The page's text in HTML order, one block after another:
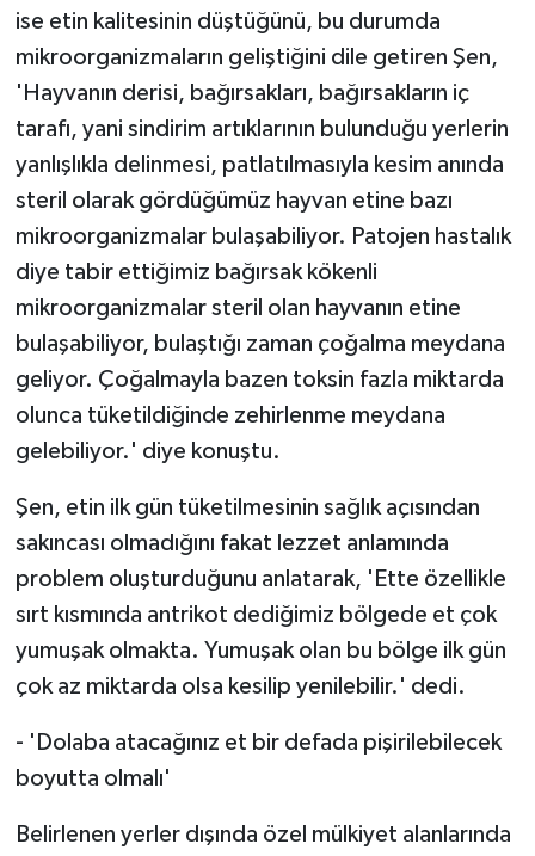
ise etin kalitesinin düştüğünü, bu durumda
mikroorganizmaların geliştiğini dile getiren Şen,
'Hayvanın derisi, bağırsakları, bağırsakların iç
tarafı, yani sindirim artıklarının bulunduğu yerlerin
yanlışlıkla delinmesi, patlatılmasıyla kesim anında
steril olarak gördüğümüz hayvan etine bazı
mikroorganizmalar bulaşabiliyor. Patojen hastalık
diye tabir ettiğimiz bağırsak kökenli
mikroorganizmalar steril olan hayvanın etine
bulaşabiliyor, bulaştığı zaman çoğalma meydana
geliyor. Çoğalmayla bazen toksin fazla miktarda
olunca tüketildiğinde zehirlenme meydana
gelebiliyor.' diye konuştu.
Şen, etin ilk gün tüketilmesinin sağlık açısından
sakıncası olmadığını fakat lezzet anlamında
problem oluşturduğunu anlatarak, 'Ette özellikle
sırt kısmında antrikot dediğimiz bölgede et çok
yumuşak olmakta. Yumuşak olan bu bölge ilk gün
çok az miktarda olsa kesilip yenilebilir.' dedi.
- 'Dolaba atacağınız et bir defada pişirilebilecek
boyutta olmalı'
Belirlenen yerler dışında özel mülkiyet alanlarında